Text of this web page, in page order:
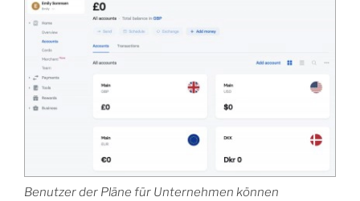
Benutzer der Pläne für Unternehmen können